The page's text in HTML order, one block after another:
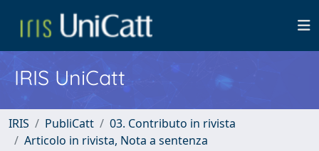
IRIS UniCatt
IRIS PubliCatt
03. Contributo in rivista
Articolo in rivista, Nota a sentenza